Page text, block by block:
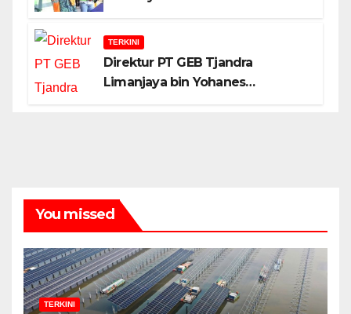
TERKINI
Direktur PT GEB Tjandra
Limanjaya bin Yohanes
You missed
TERKINI